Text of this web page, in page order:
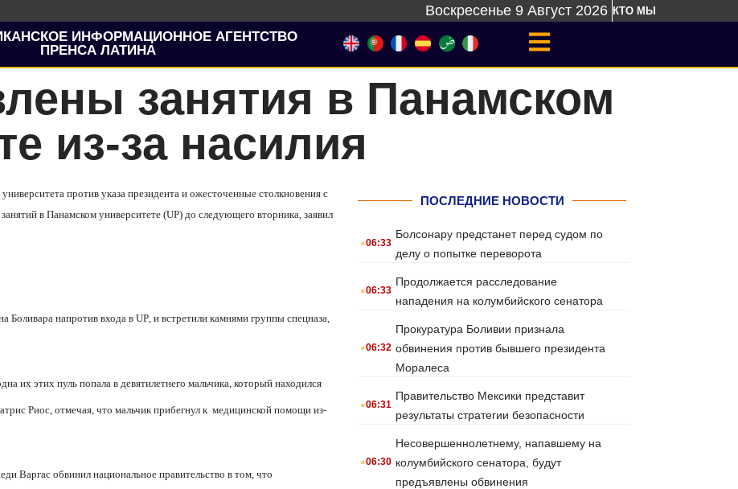
Воскресенье 9 Август 2026 КТО МЫ
ИНФОРМАЦИОННОЕ АГЕНТСТВО
ПРЕНСА ЛАТИНА
занятия в Панамском
из-за насилия
против указа президента и ожесточенные столкновения с
в Панамском университете (UP) до следующего вторника, заявил
Боливара напротив входа в UP, и встретили камнями группы спецназа,
их этих пуль попала в девятилетнего мальчика, который находился
Риос, отмечая, что мальчик прибегнул к медицинской помощи из-
Варгас обвинил национальное правительство в том, что
ПОСЛЕДНИЕ НОВОСТИ
.06:33
Болсонару предстанет перед судом по
делу о попытке переворота
.06:33
Продолжается расследование
нападения на колумбийского сенатора
.06:32
Прокуратура Боливии признала
обвинения против бывшего президента
Моралеса
.06:31
Правительство Мексики представит
результаты стратегии безопасности
.06:30
Несовершеннолетнему, напавшему на
колумбийского сенатора, будут
предъявлены обвинения